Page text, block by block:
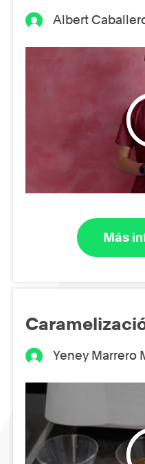
Albert
Más
Yeney Marrero